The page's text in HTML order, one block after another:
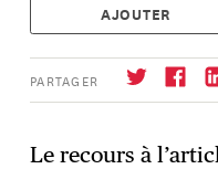
AJOUTER
PARTAGER
Le recours à